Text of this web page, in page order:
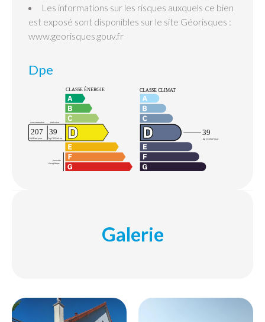
Les informations sur les risques auxquels ce bien
est exposé sont disponibles sur le site Géorisques :
www.georisques.gouv.fr
Dpe
Galerie